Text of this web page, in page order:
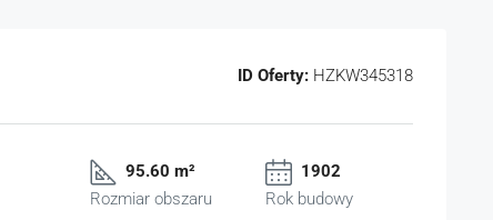
ID Oferty: HZKW345318
95.60 m²
Rozmiar obszaru
1902
Rok budowy